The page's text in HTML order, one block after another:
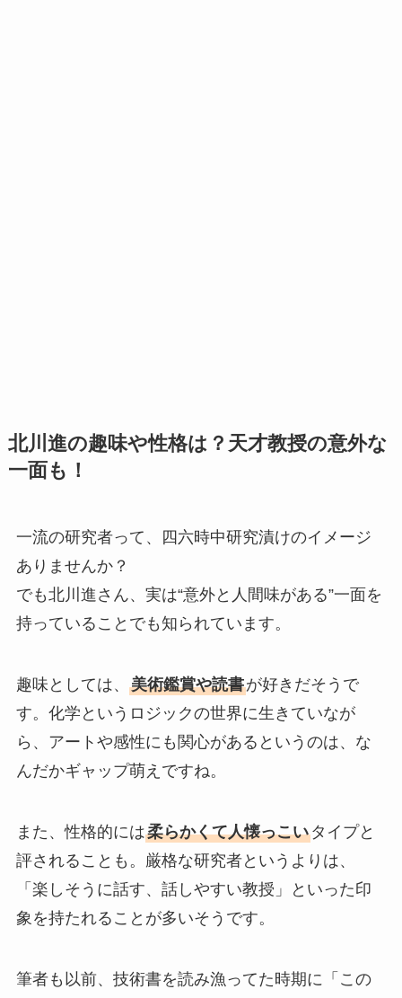
北川進の趣味や性格は？天才教授の意外な
一面も！
一流の研究者って、四六時中研究漬けのイメージ
ありませんか？
でも北川進さん、実は“意外と人間味がある”一面を
持っていることでも知られています。
趣味としては、 美術鑑賞や読書が好きだそうで
す。化学というロジックの世界に生きていなが
ら、アートや感性にも関心があるというのは、な
んだかギャップ萌えですね。
また、性格的には柔らかくて人懐っこいタイプと
評されることも。厳格な研究者というよりは、
「楽しそうに話す、話しやすい教授」といった印
象を持たれることが多いそうです。
筆者も以前、技術書を読み漁ってた時期に「この